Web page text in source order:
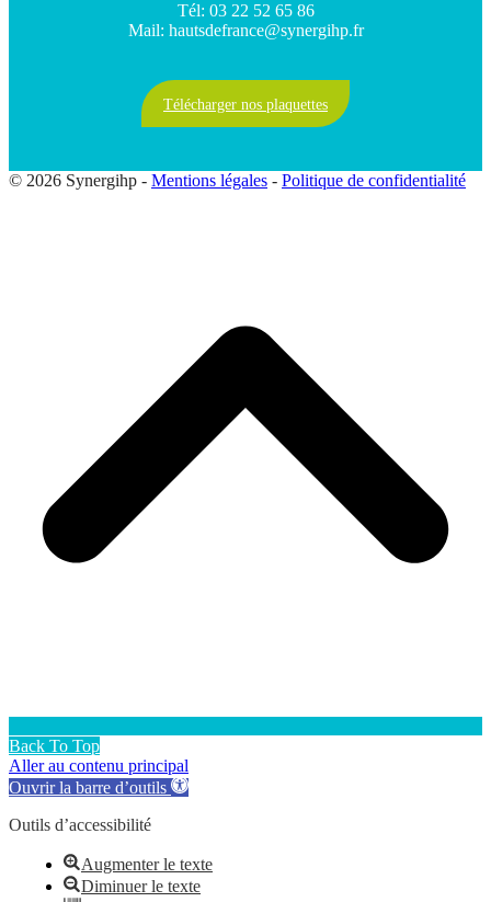
Tél: 03 22 52 65 86
Mail: hautsdefrance@synergihp.fr
Télécharger nos plaquettes
© 2026 Synergihp - Mentions légales - Politique de confidentialité
Back To Top
Aller au contenu principal
Ouvrir la barre d’outils
Outils d’accessibilité
Augmenter le texte
Diminuer le texte